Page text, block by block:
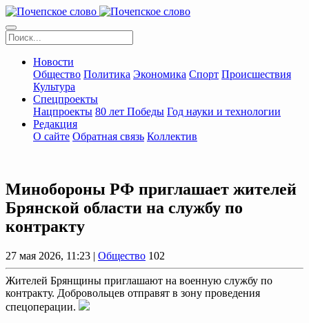
Новости
Общество Политика Экономика Спорт Происшествия
Культура
Спецпроекты
Нацпроекты 80 лет Победы Год науки и технологии
Редакция
О сайте Обратная связь Коллектив
Минобoроны РФ приглaшaет житeлeй
Брянской области на службу по
контракту
27 мая 2026, 11:23 | Общество 102
Жителей Брянщины приглашают на военную службу по
контракту. Добровольцев отправят в зону проведения
спецоперации.